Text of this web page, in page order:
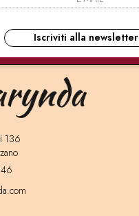
CONSEGNE
ULTRA RAPIDE
136
Iscriviti alla newsletter